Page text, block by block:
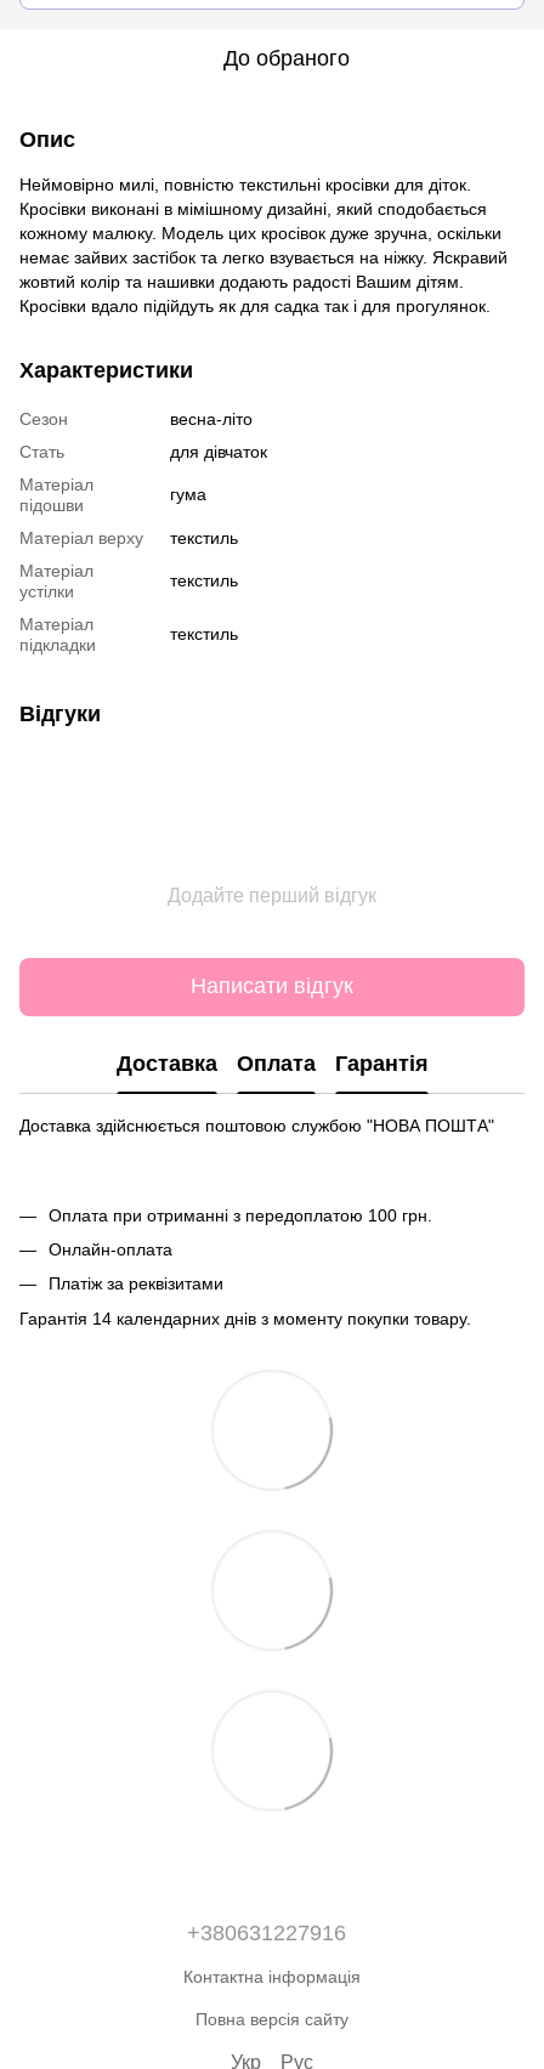
До обраного
Опис
Неймовірно милі, повністю текстильні кросівки для діток.
Кросівки виконані в мімішному дизайні, який сподобається
кожному малюку. Модель цих кросівок дуже зручна, оскільки
немає зайвих застібок та легко взувається на ніжку. Яскравий
жовтий колір та нашивки додають радості Вашим дітям.
Кросівки вдало підійдуть як для садка так і для прогулянок.
Характеристики
Сезон
весна-літо
Стать
для дівчаток
Матеріал
підошви
гума
Матеріал верху
текстиль
Матеріал
устілки
текстиль
Матеріал
підкладки
текстиль
Відгуки
Додайте перший відгук
Написати відгук
Доставка Оплата Гарантія
Доставка здійснюється поштовою службою "НОВА ПОШТА"
Оплата при отриманні з передоплатою 100 грн.
Онлайн-оплата
Платіж за реквізитами
Гарантія 14 календарних днів з моменту покупки товару.
+380631227916
Контактна інформація
Повна версія сайту
Укр Рус